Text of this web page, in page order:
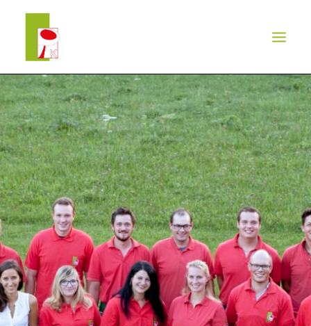
LEISTUNGEN
REFERENZEN
TEAM
NEWS
KONTAKT